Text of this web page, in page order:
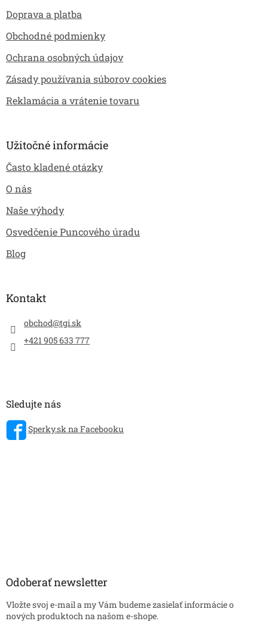
Doprava a platba
Obchodné podmienky
Ochrana osobných údajov
Zásady používania súborov cookies
Reklamácia a vrátenie tovaru
Užitočné informácie
Často kladené otázky
O nás
Naše výhody
Osvedčenie Puncového úradu
Blog
Kontakt
obchod@tgi.sk
+421 905 633 777
Sledujte nás
Sperky.sk na Facebooku
Odoberať newsletter
Vložte svoj e-mail a my Vám budeme zasielať informácie o
nových produktoch na našom e-shope.